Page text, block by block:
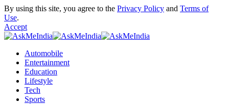
By using this site, you agree to the Privacy Policy and Terms of
Use.
Accept
Automobile
Entertainment
Education
Lifestyle
Tech
Sports